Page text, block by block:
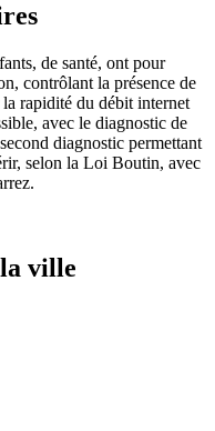
de santé, ont pour
contrôlant la présence de
rapidité du débit internet
avec le diagnostic de
diagnostic permettant
selon la Loi Boutin, avec
ville